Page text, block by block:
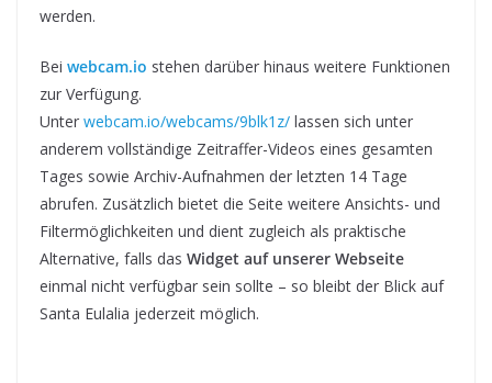
werden.
Bei webcam.io stehen darüber hinaus weitere Funktionen
zur Verfügung.
Unter webcam.io/webcams/9blk1z/ lassen sich unter
anderem vollständige Zeitraffer-Videos eines gesamten
Tages sowie Archiv-Aufnahmen der letzten 14 Tage
abrufen. Zusätzlich bietet die Seite weitere Ansichts- und
Filtermöglichkeiten und dient zugleich als praktische
Alternative, falls das Widget auf unserer Webseite
einmal nicht verfügbar sein sollte – so bleibt der Blick auf
Santa Eulalia jederzeit möglich.